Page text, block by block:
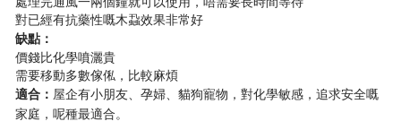
對已經有抗藥性嘅木蝨效果非常好
缺點：
價錢比化學噴灑貴
需要移動多數傢俬，比較麻煩
適合： 屋企有小朋友、孕婦、貓狗寵物，對化學敏感，追求安全嘅
家庭，呢種最適合。